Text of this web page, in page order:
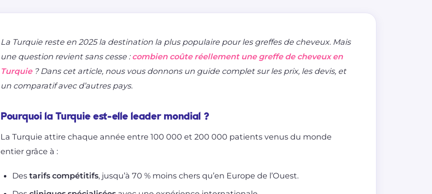
La Turquie reste en 2025 la destination la plus populaire pour les greffes de cheveux. Mais
une question revient sans cesse :combien coûte réellement une greffe de cheveux en
Turquie? Dans cet article, nous vous donnons un guide complet sur les prix, les devis, et
un comparatif avec d’autres pays.
Pourquoi la Turquie est-elle leader mondial ?
La Turquie attire chaque année entre 100 000 et 200 000 patients venus du monde
entier grâce à :
Des tarifs compétitifs, jusqu’à 70 % moins chers qu’en Europe de l’Ouest.